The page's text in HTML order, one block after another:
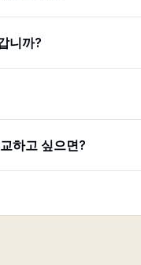
니까?
하고 싶으면?